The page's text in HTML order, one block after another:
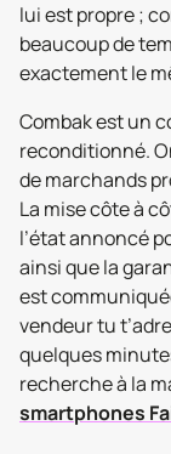
lui est propre ;
beaucoup de
exactement le
Combak est un
reconditionné.
de marchands
La mise côte à
l’état annoncé
ainsi que la
est
vendeur tu
quelques
recherche à la
smartphones